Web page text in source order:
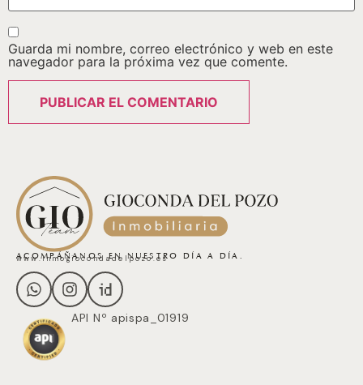
Guarda mi nombre, correo electrónico y web en este
navegador para la próxima vez que comente.
ACOMPÁÑANOS EN NUESTRO DÍA A DÍA.
www.inmogiocondadelpozo.es
API Nº apispa_01919